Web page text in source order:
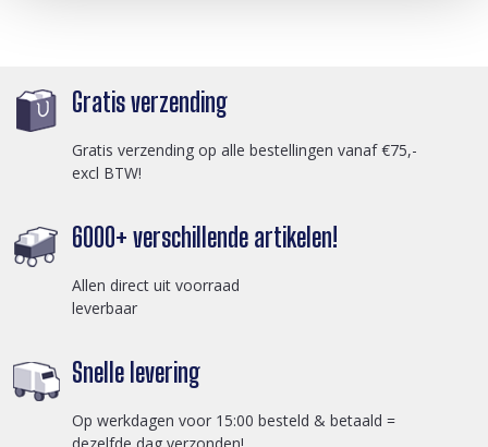
Gratis verzending
Gratis verzending op alle bestellingen vanaf €75,-
excl BTW!
6000+ verschillende artikelen!
Allen direct uit voorraad
leverbaar
Snelle levering
Op werkdagen voor 15:00 besteld & betaald =